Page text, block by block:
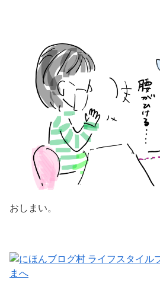
おしまい。